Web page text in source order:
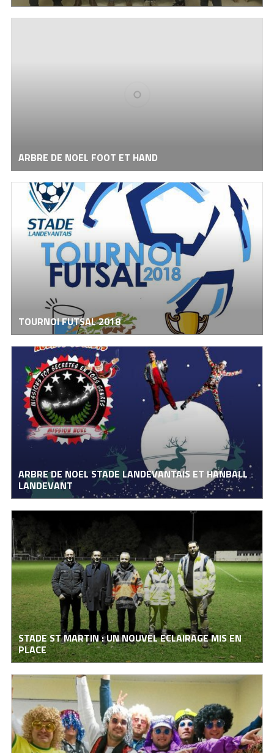
ARBRE DE NOEL FOOT ET HAND
TOURNOI FUTSAL 2018
ARBRE DE NOEL STADE LANDEVANTAIS ET HANBALL
LANDEVANT
STADE ST MARTIN : UN NOUVEL ECLAIRAGE MIS EN
PLACE